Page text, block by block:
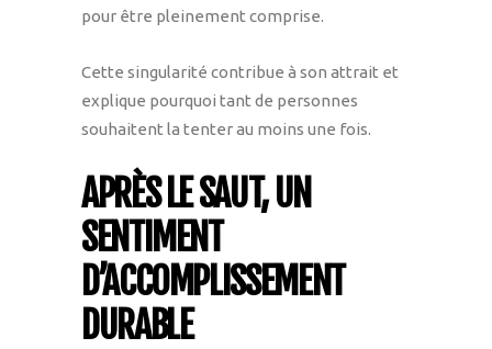
pour être pleinement comprise.
Cette singularité contribue à son attrait et
explique pourquoi tant de personnes
souhaitent la tenter au moins une fois.
APRÈS LE SAUT, UN
SENTIMENT
D’ACCOMPLISSEMENT
DURABLE